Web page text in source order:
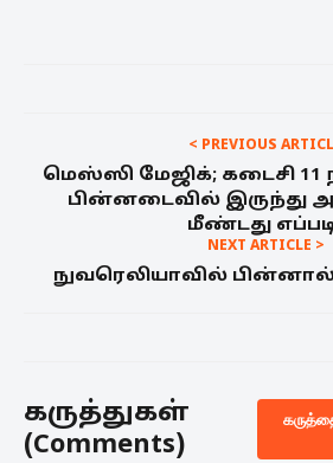
< PREVIOUS
மெஸ்ஸி மேஜிக்; கடைசி 11
பின்னடைவில் இருந்து
மீண்டது
NEXT ARTICLE >
நுவரெலியாவில்
கருத்துகள்
(Comments)